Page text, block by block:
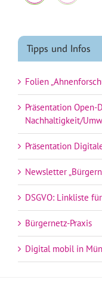
Tipps und Infos
Folien
Präsentation Open-
Nachhaltigkeit/
Präsentation
Newsletter
DSGVO: Linkliste
Bürgernetz-Praxis
Digital mobil in